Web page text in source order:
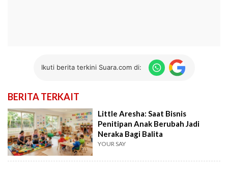
Ikuti berita terkini Suara.com di:
BERITA TERKAIT
Little Aresha: Saat Bisnis
Penitipan Anak Berubah Jadi
Neraka Bagi Balita
YOUR SAY